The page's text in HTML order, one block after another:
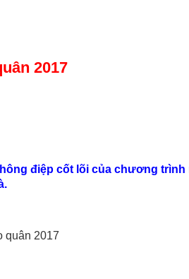
2017
điệp cốt lõi của chương trình